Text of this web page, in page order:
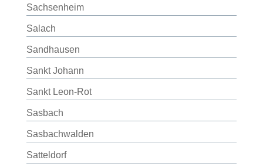
Sachsenheim
Salach
Sandhausen
Sankt Johann
Sankt Leon-Rot
Sasbach
Sasbachwalden
Satteldorf